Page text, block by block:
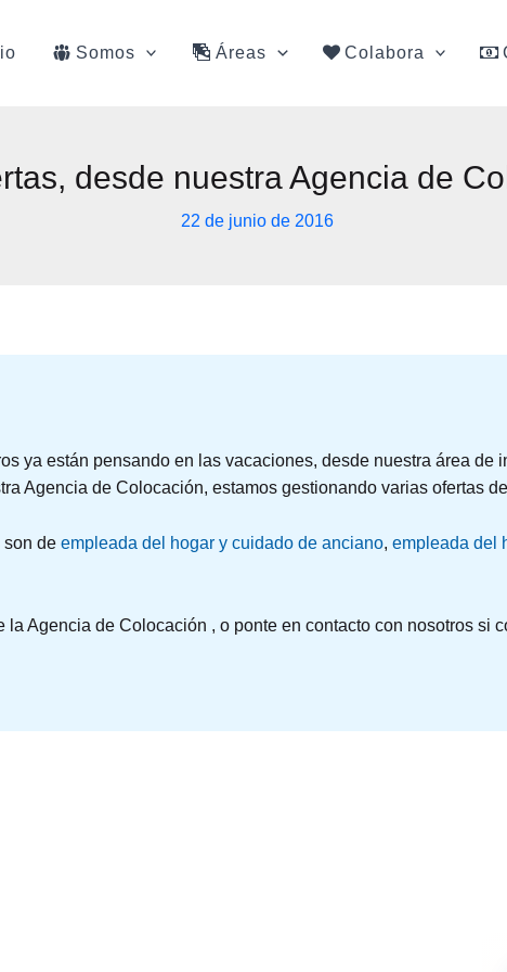
Somos Áreas Colabora
desde nuestra Agencia de
22 de junio de 2016
ya están pensando en las vacaciones, desde nuestra área de
Agencia de Colocación, estamos gestionando varias ofertas
son de empleada del hogar y cuidado de anciano, empleada del
la Agencia de Colocación , o ponte en contacto con nosotros si